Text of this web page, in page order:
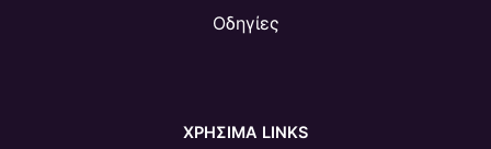
Οδηγίες
ΧΡΗΣΙΜΑ LINKS